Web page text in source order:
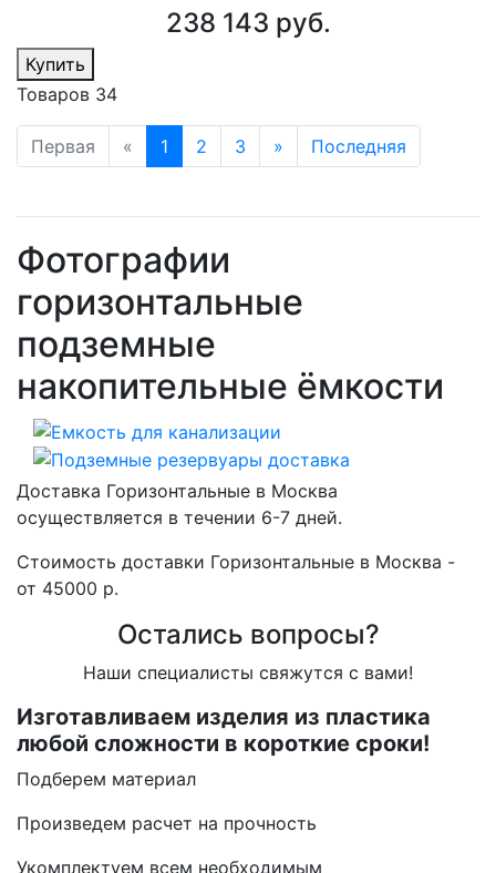
238 143 руб.
Купить
Товаров 34
Первая « 1 2 3 » Последняя
Фотографии
горизонтальные
подземные
накопительные ёмкости
Доставка Горизонтальные в Москва
осуществляется в течении 6-7 дней.
Стоимость доставки Горизонтальные в Москва -
от 45000 р.
Остались вопросы?
Наши специалисты свяжутся с вами!
Изготавливаем изделия из пластика
любой сложности в короткие сроки!
Подберем материал
Произведем расчет на прочность
Укомплектуем всем необходимым